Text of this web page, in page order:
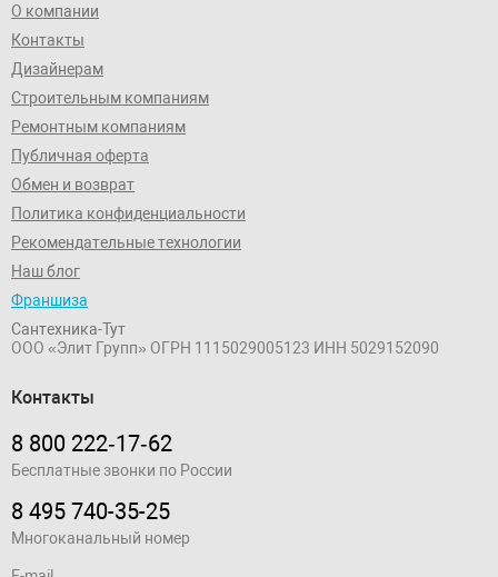
О компании
Контакты
Дизайнерам
Строительным компаниям
Ремонтным компаниям
Публичная оферта
Обмен и возврат
Политика конфиденциальности
Рекомендательные технологии
Наш блог
Франшиза
Сантехника-Тут
ООО «Элит Групп» ОГРН 1115029005123 ИНН 5029152090
Контакты
8 800 222‑17‑62
Бесплатные звонки по России
8 495 740-35-25
Многоканальный номер